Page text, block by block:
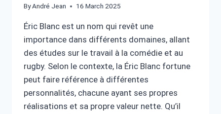
ByAndré Jean 16 March 2025
Éric Blanc est un nom qui revêt une
importance dans différents domaines, allant
des études sur le travail à la comédie et au
rugby. Selon le contexte, la Éric Blanc fortune
peut faire référence à différentes
personnalités, chacune ayant ses propres
réalisations et sa propre valeur nette. Qu’il